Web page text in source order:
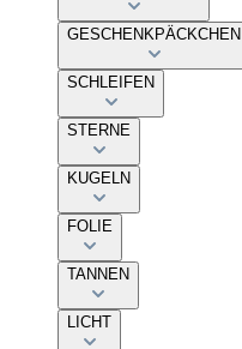
GESCHENKPÄCKCHEN
SCHLEIFEN
STERNE
KUGELN
FOLIE
TANNEN
LICHT